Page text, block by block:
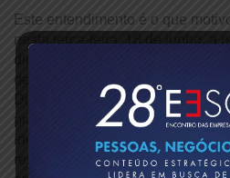
Este entendimento é o que
nesta terça-feira, 18 de junho, a
diretores e colaboradores sobre
de Negócio – Garantindo uma
Diversa”. O intuito foi buscar
práticas de diversidade e
incorporadas nas estratégias de
resultados positivos tanto em